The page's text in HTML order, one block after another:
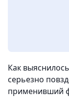
Как
серьезно
применивший